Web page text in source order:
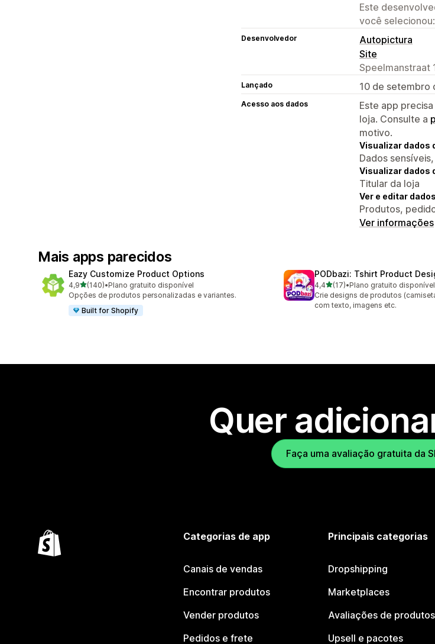
Este
você
Desenvolvedor
Autopictura
Site
Speelmanstraat
Lançado 10 de setembro
Acesso aos dados
Este app
loja. Consulte a
motivo.
Visualizar dados
Dados
Visualizar dados
Titular da loja
Ver e editar
Produtos,
Ver informações
Mais apps parecidos
Eazy Customize Product Options
4,9de 5 estrelas
(140)
140 avaliações ao todo
•Plano gratuito disponível
Opções de produtos personalizadas e variantes.
Built for Shopify
PODbazi: Tshirt Product
4,4de 5 estrelas
(17)
17 avaliações ao todo
•Plano gratuito disponível
Crie designs de produtos
com texto, imagens etc.
Quer
Faça uma avaliação gratuita da
Categorias de app
Canais de vendas
Encontrar produtos
Vender produtos
Pedidos e frete
Principais categorias
Dropshipping
Marketplaces
Avaliações de produtos
Upsell e pacotes